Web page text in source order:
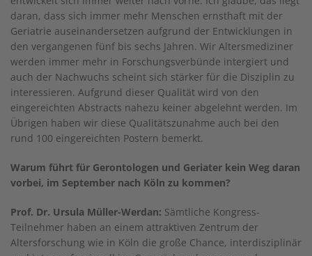
daran, dass sich immer mehr Menschen ernsthaft mit der
Geriatrie auseinandersetzen aufgrund der Entwicklungen in
den vergangenen fünf bis sechs Jahren. Wir Altersmediziner
werden immer mehr in Forschungsverbünde intergiert und
auch der Nachwuchs scheint sich stärker für die Disziplin zu
interessieren. Aufgrund dieser Qualität wird von den
eingereichten Abstracts nahezu keiner abgelehnt werden. Im
Übrigen haben wir diese Qualitätszunahme auch bei den
rund 100 eingereichten Postern bemerkt.
Warum führt für Gerontologen und Geriater kein Weg daran
vorbei, im September nach Köln zu kommen?
Prof. Dr. Ursula Müller-Werdan: Sämtliche Kongress-
Teilnehmer haben an einem attraktiven Zentrum der
Altersforschung wie in Köln die große Chance, interdisziplinär